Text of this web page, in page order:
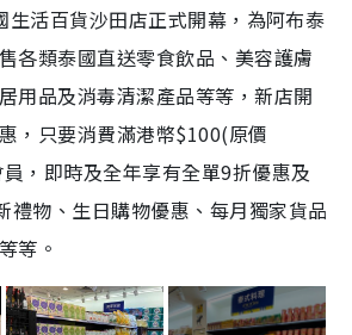
生活百貨沙田店正式開幕，為阿布泰
各類泰國直送零食飲品、美容護膚
用品及消毒清潔產品等等，新店開
，只要消費滿港幣$100(原價
，即時及全年享有全單9折優惠及
禮物、生日購物優惠、每月獨家貨品
等。